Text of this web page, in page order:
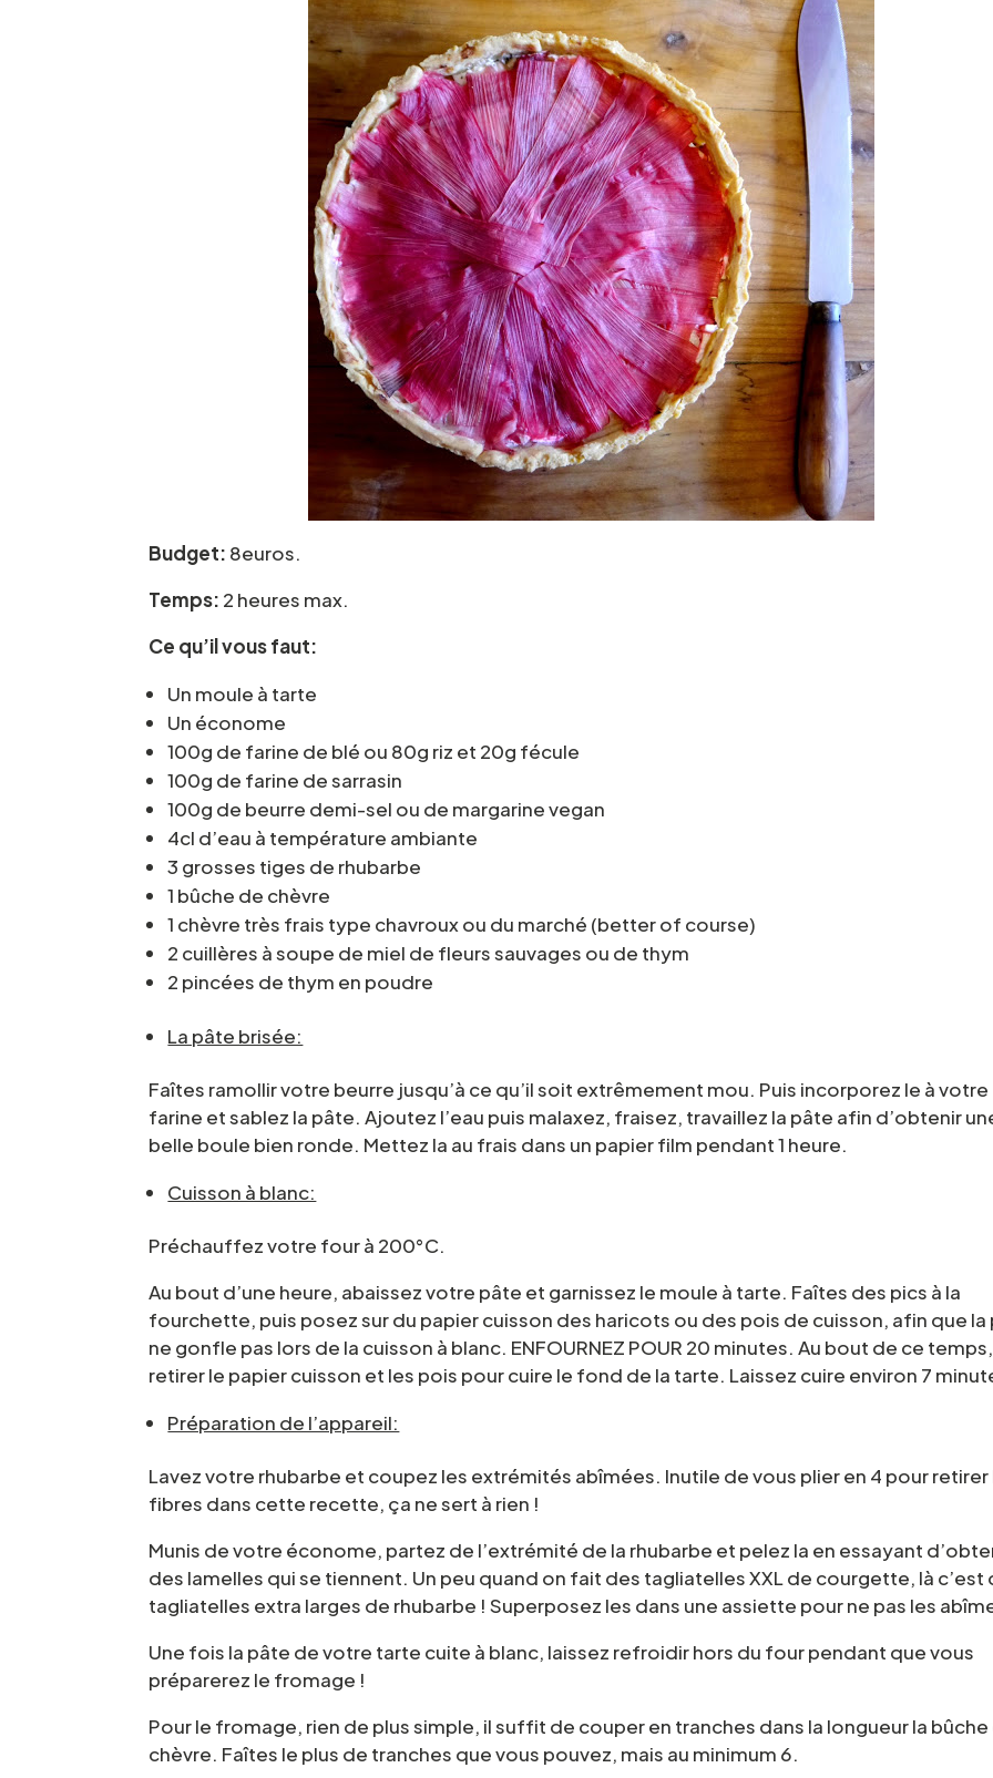
Budget: 8euros.
Temps: 2 heures max.
Ce qu’il vous faut:
Un moule à tarte
Un économe
100g de farine de blé ou 80g riz et 20g fécule
100g de farine de sarrasin
100g de beurre demi-sel ou de margarine vegan
4cl d’eau à température ambiante
3 grosses tiges de rhubarbe
1 bûche de chèvre
1 chèvre très frais type chavroux ou du marché (better of course)
2 cuillères à soupe de miel de fleurs sauvages ou de thym
2 pincées de thym en poudre
La pâte brisée:
Faîtes ramollir votre beurre jusqu’à ce qu’il soit extrêmement mou. Puis incorporez le à votre
farine et sablez la pâte. Ajoutez l’eau puis malaxez, fraisez, travaillez la pâte afin d’obtenir
belle boule bien ronde. Mettez la au frais dans un papier film pendant 1 heure.
Cuisson à blanc:
Préchauffez votre four à 200°C.
Au bout d’une heure, abaissez votre pâte et garnissez le moule à tarte. Faîtes des pics à la
fourchette, puis posez sur du papier cuisson des haricots ou des pois de cuisson, afin que la
ne gonfle pas lors de la cuisson à blanc. ENFOURNEZ POUR 20 minutes. Au bout de ce temps,
retirer le papier cuisson et les pois pour cuire le fond de la tarte. Laissez cuire environ 7
Préparation de l’appareil:
Lavez votre rhubarbe et coupez les extrémités abîmées. Inutile de vous plier en 4 pour retirer
fibres dans cette recette, ça ne sert à rien !
Munis de votre économe, partez de l’extrémité de la rhubarbe et pelez la en essayant
des lamelles qui se tiennent. Un peu quand on fait des tagliatelles XXL de courgette, là c’est
tagliatelles extra larges de rhubarbe ! Superposez les dans une assiette pour ne pas les
Une fois la pâte de votre tarte cuite à blanc, laissez refroidir hors du four pendant que vous
préparerez le fromage !
Pour le fromage, rien de plus simple, il suffit de couper en tranches dans la longueur la bûche
chèvre. Faîtes le plus de tranches que vous pouvez, mais au minimum 6.